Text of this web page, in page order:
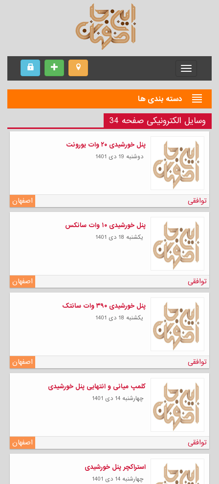
Menu
دسته بندی ها
وسایل الکترونیکی صفحه 34
پنل خورشیدی ۲۰ وات یورونت
دوشنبه 19 دی 1401
اصفهان توافقی
پنل خورشیدی ۱۰ وات سانکس
يكشنبه 18 دی 1401
اصفهان توافقی
پنل خورشیدی ۳۹۰ وات سانتک
يكشنبه 18 دی 1401
اصفهان توافقی
کلمپ میانی و انتهایی پنل خورشیدی
چهارشنبه 14 دی 1401
اصفهان توافقی
استراکچر پنل خورشیدی
چهارشنبه 14 دی 1401